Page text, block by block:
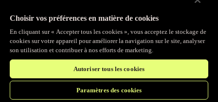
sur des normes ouvertes et intégrée à la suite complète de
produits Fastly
Accélérez vos charges de travail d’IA et gagnez en efficacité
Choisir vos préférences en matière de cookies
En cliquant sur « Accepter tous les cookies », vous acceptez le stockage de
cookies sur votre appareil pour améliorer la navigation sur le site, analyser
son utilisation et contribuer à nos efforts de marketing.
Autoriser tous les cookies
Paramètres des cookies